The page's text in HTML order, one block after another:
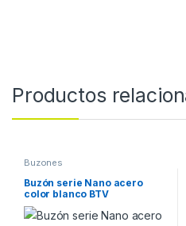
Productos
Buzones
Buzón serie Nano acero
color blanco BTV